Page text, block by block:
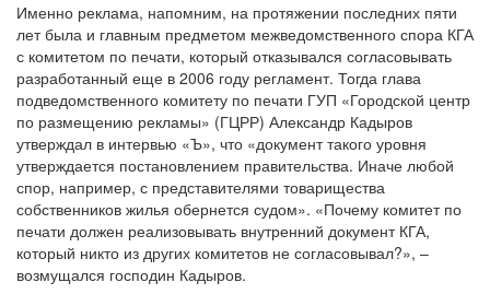
Именно реклама, напомним, на протяжении последних пяти
лет была и главным предметом межведомственного спора КГА
с комитетом по печати, который отказывался согласовывать
разработанный еще в 2006 году регламент. Тогда глава
подведомственного комитету по печати ГУП «Городской центр
по размещению рекламы» (ГЦРР) Александр Кадыров
утверждал в интервью «Ъ», что «документ такого уровня
утверждается постановлением правительства. Иначе любой
спор, например, с представителями товарищества
собственников жилья обернется судом». «Почему комитет по
печати должен реализовывать внутренний документ КГА,
который никто из других комитетов не согласовывал?», –
возмущался господин Кадыров.